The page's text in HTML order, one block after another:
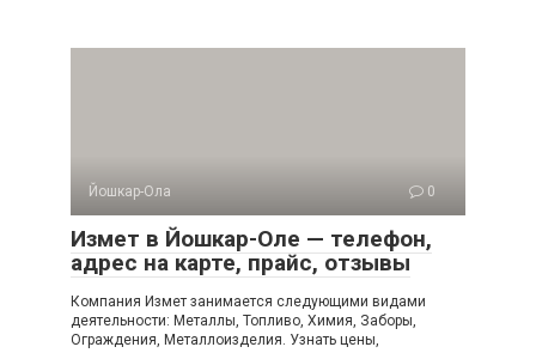
Йошкар-Ола 0
Измет в Йошкар-Оле — телефон,
адрес на карте, прайс, отзывы
Компания Измет занимается следующими видами
деятельности: Металлы, Топливо, Химия, Заборы,
Ограждения, Металлоизделия. Узнать цены,